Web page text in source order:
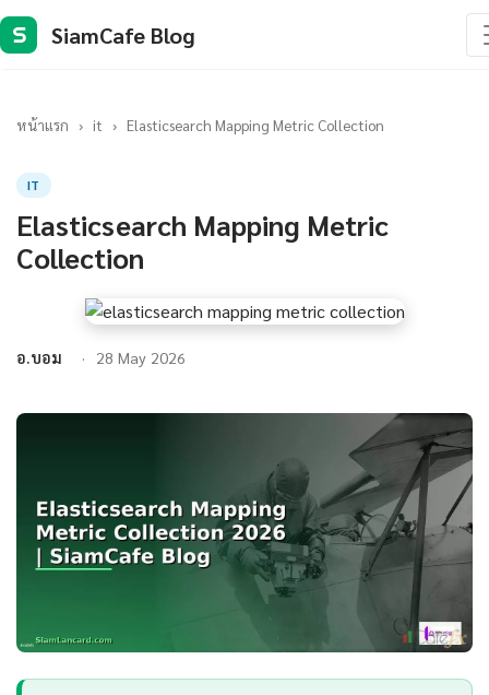
S SiamCafe Blog
หน้าแรก › it › Elasticsearch Mapping Metric Collection
IT
Elasticsearch Mapping Metric
Collection
อ.บอม 28 May 2026